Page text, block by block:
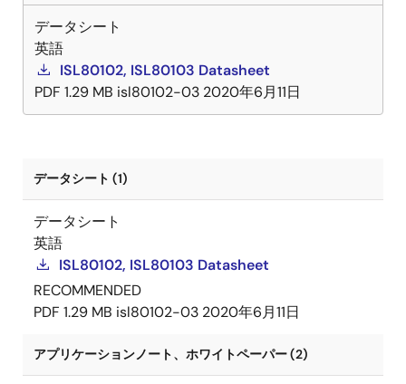
データシート
英語
ISL80102, ISL80103 Datasheet
PDF 1.29 MB isl80102-03 2020年6月11日
データシート (1)
データシート
英語
ISL80102, ISL80103 Datasheet
RECOMMENDED
PDF 1.29 MB isl80102-03 2020年6月11日
アプリケーションノート、ホワイトペーパー (2)